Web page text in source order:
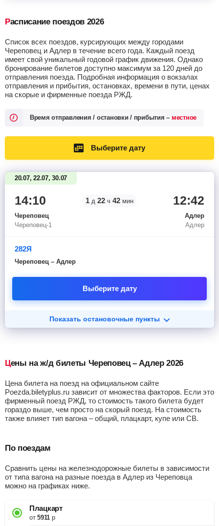
Расписание поездов 2026
Список всех поездов, курсирующих между городами
Череповец и Адлер в течение всего года. Каждый поезд
имеет свой уникальный годовой график движения. Однако
бронирование билетов доступно максимум за 120 дней до
отправления поезда. Подробная информация о вокзалах
отправления и прибытия, остановках, времени в пути, ценах
на скорые и фирменные поезда РЖД.
Время отправления / остановки / прибытия – местное
Выберите дату
14:10
Череповец
Череповец-1
1 д 22 ч 42 мин 12:42
Адлер
Адлер
282Я
Череповец – Адлер
Выберите дату
Показать остановочные пункты
20.07, 22.07, 30.07
Цены на ж/д билеты Череповец – Адлер 2026
Цена билета на поезд на официальном сайте
Poezda.biletyplus.ru зависит от множества факторов. Если это
фирменный поезд РЖД, то стоимость такого билета будет
гораздо выше, чем просто на скорый поезд. На стоимость
также влияет тип вагона – общий, плацкарт, купе или СВ.
По поездам
Сравнить цены на железнодорожные билеты в зависимости
от типа вагона на разные поезда в Адлер из Череповца
можно на графиках ниже.
Плацкарт
от5911р